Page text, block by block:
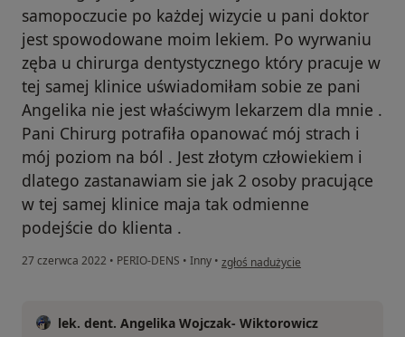
samopoczucie po każdej wizycie u pani doktor
jest spowodowane moim lekiem. Po wyrwaniu
zęba u chirurga dentystycznego który pracuje w
tej samej klinice uświadomiłam sobie ze pani
Angelika nie jest właściwym lekarzem dla mnie .
Pani Chirurg potrafiła opanować mój strach i
mój poziom na ból . Jest złotym człowiekiem i
dlatego zastanawiam sie jak 2 osoby pracujące
w tej samej klinice maja tak odmienne
podejście do klienta .
27 czerwca 2022 • PERIO-DENS • Inny • w opinii użytkownika MR
zgłoś nadużycie
lek. dent. Angelika Wojczak- Wiktorowicz